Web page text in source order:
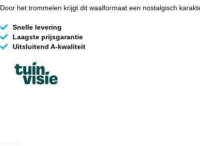
Door het trommelen krijgt dit waalformaat een nostalgisch
Snelle levering
Laagste prijsgarantie
Uitsluitend A-kwaliteit